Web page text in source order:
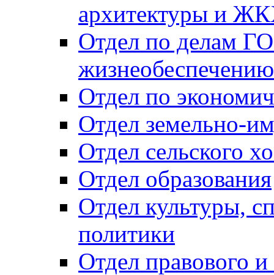
архитектуры и
Отдел по делам
Отдел по
Отдел земельно-
Отдел сельского
Отдел образования
Отдел культуры,
политики
Отдел правового